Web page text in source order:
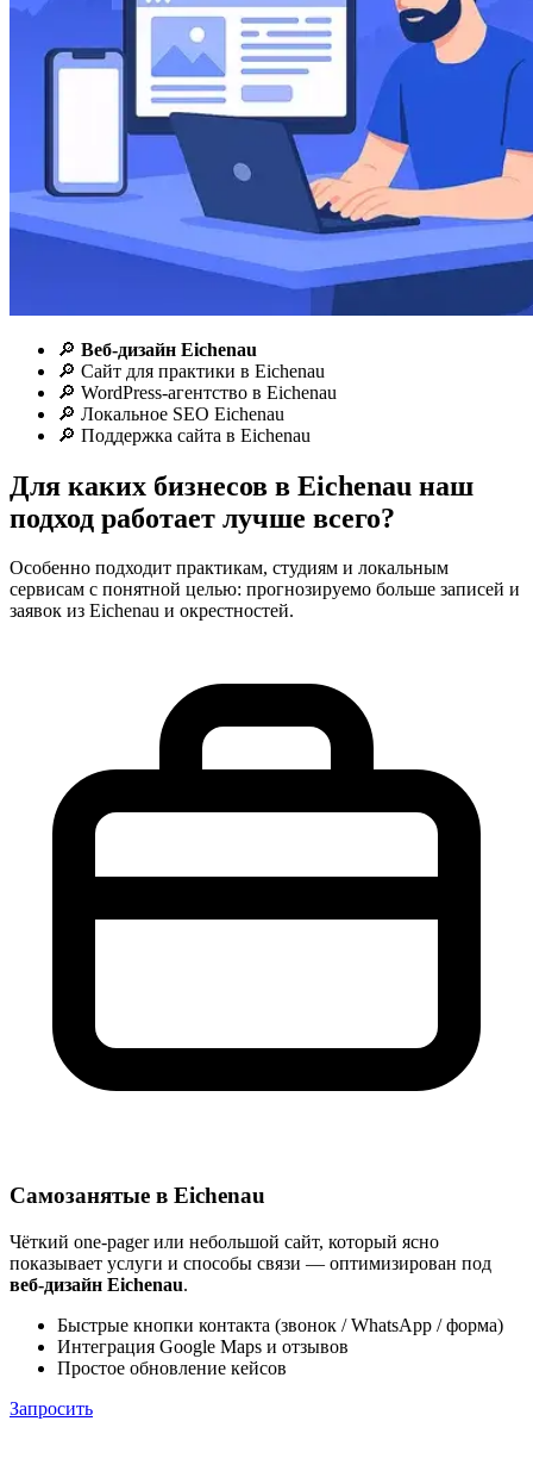
🔎 Веб-дизайн Eichenau
🔎 Сайт для практики в Eichenau
🔎 WordPress-агентство в Eichenau
🔎 Локальное SEO Eichenau
🔎 Поддержка сайта в Eichenau
Для каких бизнесов в Eichenau наш
подход работает лучше всего?
Особенно подходит практикам, студиям и локальным
сервисам с понятной целью: прогнозируемо больше записей и
заявок из Eichenau и окрестностей.
Самозанятые в Eichenau
Чёткий one-pager или небольшой сайт, который ясно
показывает услуги и способы связи — оптимизирован под
веб-дизайн Eichenau.
Быстрые кнопки контакта (звонок / WhatsApp / форма)
Интеграция Google Maps и отзывов
Простое обновление кейсов
Запросить